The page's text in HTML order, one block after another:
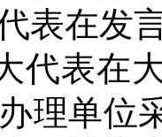
表在发
代表在
理单位